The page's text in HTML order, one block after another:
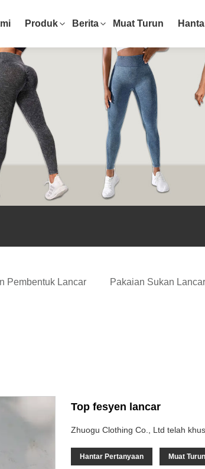
Produk Berita Muat Turun
Pembentuk Lancar Pakaian Sukan Lancar
Top fesyen lancar
Zhuogu Clothing Co., Ltd telah
Hantar Pertanyaan Muat